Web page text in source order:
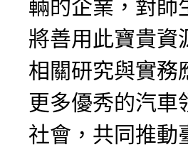
輛的企業，對師
將善用此寶貴資
相關研究與實務
更多優秀的汽車
社會，共同推動